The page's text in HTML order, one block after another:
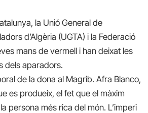
la Unió General de
d’Algèria (UGTA) i la Federació
mans de vermell i han deixat les
dels aparadors.
de la dona al Magrib. Afra Blanco,
es produeix, el fet que el màxim
persona més rica del món. L’imperi